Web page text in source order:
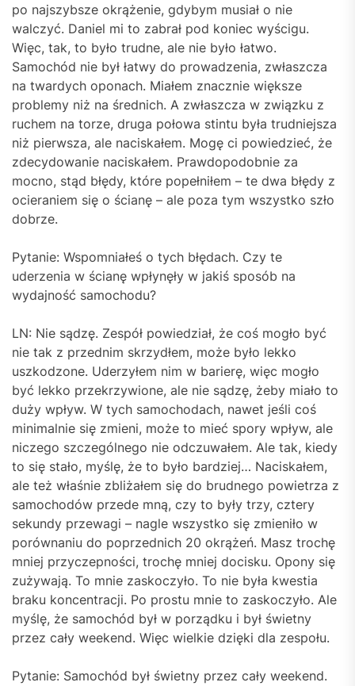
po najszybsze okrążenie, gdybym musiał o nie
walczyć. Daniel mi to zabrał pod koniec wyścigu.
Więc, tak, to było trudne, ale nie było łatwo.
Samochód nie był łatwy do prowadzenia, zwłaszcza
na twardych oponach. Miałem znacznie większe
problemy niż na średnich. A zwłaszcza w związku z
ruchem na torze, druga połowa stintu była trudniejsza
niż pierwsza, ale naciskałem. Mogę ci powiedzieć, że
zdecydowanie naciskałem. Prawdopodobnie za
mocno, stąd błędy, które popełniłem – te dwa błędy z
ocieraniem się o ścianę – ale poza tym wszystko szło
dobrze.
Pytanie: Wspomniałeś o tych błędach. Czy te
uderzenia w ścianę wpłynęły w jakiś sposób na
wydajność samochodu?
LN: Nie sądzę. Zespół powiedział, że coś mogło być
nie tak z przednim skrzydłem, może było lekko
uszkodzone. Uderzyłem nim w barierę, więc mogło
być lekko przekrzywione, ale nie sądzę, żeby miało to
duży wpływ. W tych samochodach, nawet jeśli coś
minimalnie się zmieni, może to mieć spory wpływ, ale
niczego szczególnego nie odczuwałem. Ale tak, kiedy
to się stało, myślę, że to było bardziej… Naciskałem,
ale też właśnie zbliżałem się do brudnego powietrza z
samochodów przede mną, czy to były trzy, cztery
sekundy przewagi – nagle wszystko się zmieniło w
porównaniu do poprzednich 20 okrążeń. Masz trochę
mniej przyczepności, trochę mniej docisku. Opony się
zużywają. To mnie zaskoczyło. To nie była kwestia
braku koncentracji. Po prostu mnie to zaskoczyło. Ale
myślę, że samochód był w porządku i był świetny
przez cały weekend. Więc wielkie dzięki dla zespołu.
Pytanie: Samochód był świetny przez cały weekend.